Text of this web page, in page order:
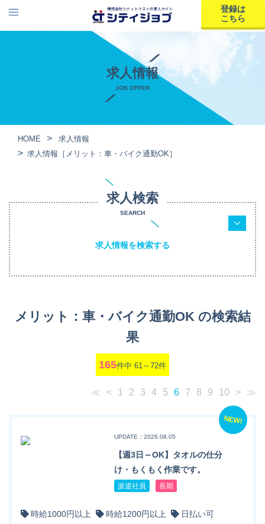
登録は
こちら
求人情報
JOB OFFER
HOME
求人情報
求人情報［メリット：車・バイク通勤OK］
求人検索
SEARCH
求人情報を検索する
メリット：車・バイク通勤OK の検索結
果
165件中 61～72件
≪ < 1 2 3 4 5 6 7 8 9 10 > ≫
NEW!
UPDATE：2026.08.05
【週3日～OK】タオルの仕分
け・もくもく作業です。
派遣社員 長期
時給1000円以上 時給1200円以上
日払い可